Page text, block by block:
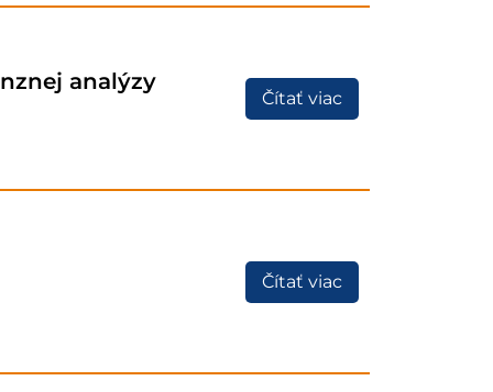
analýzy
Čítať viac
Čítať viac